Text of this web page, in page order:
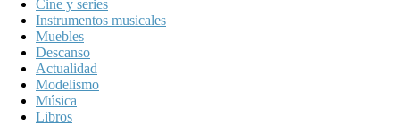
Cine y series
Instrumentos musicales
Muebles
Descanso
Actualidad
Modelismo
Música
Libros